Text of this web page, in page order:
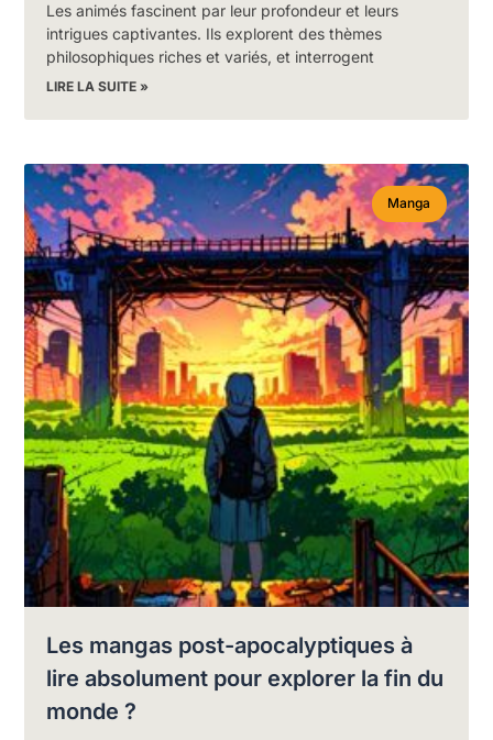
Les animés fascinent par leur profondeur et leurs
intrigues captivantes. Ils explorent des thèmes
philosophiques riches et variés, et interrogent
LIRE LA SUITE »
Manga
Les mangas post-apocalyptiques à
lire absolument pour explorer la fin du
monde ?